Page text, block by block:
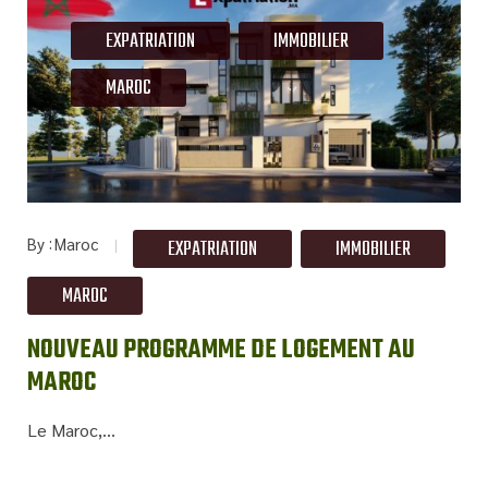
EXPATRIATION
IMMOBILIER
MAROC
By Maroc EXPATRIATION
IMMOBILIER
MAROC
NOUVEAU PROGRAMME DE LOGEMENT AU
MAROC
Le Maroc,...